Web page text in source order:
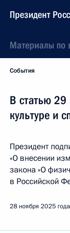
Президент
Материалы по
События
В статью 29
культуре и
Президент
«О внесении
закона «О
в Российской
28 ноября 2025 года